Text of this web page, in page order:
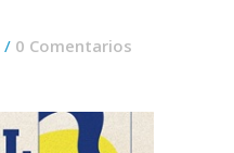
/ 0 Comentarios